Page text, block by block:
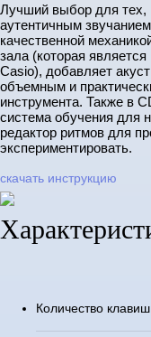
Лучший выбор для тех,
аутентичным
качественной
зала (которая
Casio), добавляет
объемным и
инструмента. Также в
система обучения для
редактор ритмов для
экспериментировать.
скачать инструкцию
Количество